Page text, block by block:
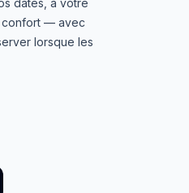
dates, à votre
confort — avec
lorsque les